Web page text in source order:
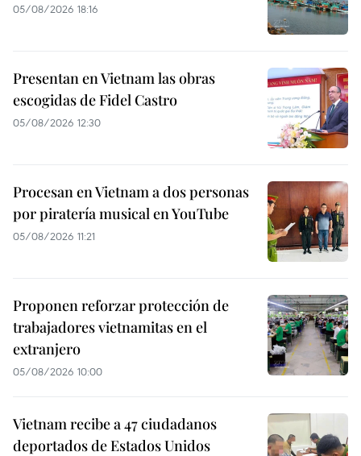
05/08/2026 18:16
Presentan en Vietnam las obras
escogidas de Fidel Castro
05/08/2026 12:30
Procesan en Vietnam a dos personas
por piratería musical en YouTube
05/08/2026 11:21
Proponen reforzar protección de
trabajadores vietnamitas en el
extranjero
05/08/2026 10:00
Vietnam recibe a 47 ciudadanos
deportados de Estados Unidos